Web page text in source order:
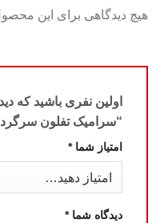
هیچ دیدگاهی برای این
اولین نفری باشید که
“سرامیک تفلون
امتیاز شما*
دیدگاه شما*